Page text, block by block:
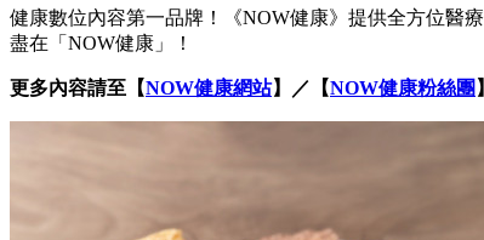
健康數位內容第一品牌！《NOW健康》提供全方位醫
盡在「NOW健康」！
更多內容請至【NOW健康網站】／【NOW健康粉絲團 】